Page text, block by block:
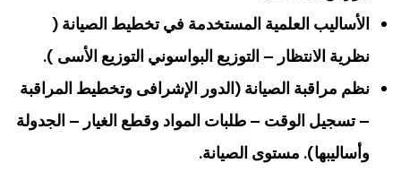
الأساليب العلمية المستخدمة في تخطيط الصيانة (
نظرية الانتظار – التوزيع البواسوني التوزيع الأسى ).
نظم مراقبة الصيانة (الدور الإشرافى وتخطيط المراقبة
– تسجيل الوقت – طلبات المواد وقطع الغيار – الجدولة
وأساليبها). مستوى الصيانة.